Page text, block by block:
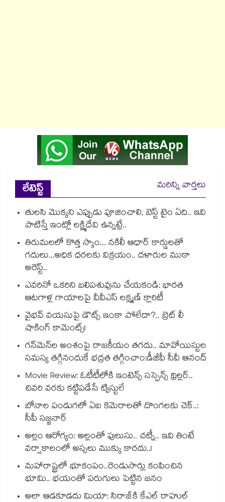
లేటెస్ట్
మరిన్ని వార్తలు
తులసి మొక్కని ఎప్పుడు పూజించాలి, బెస్ట్ టైం ఏది.. ఇవి
పాటిస్తే ఇంట్లో లక్ష్మిదేవి ఉన్నట్లే..
తిరుమలలో కొత్త స్కాం... నకిలీ ఆధార్ కార్డులతో
గదులు...అధిక ధరలకు విక్రయం.. దళారుల ముఠా
అరెస్ట్..
ఎవరినో ఒకరిని బలిపశువును చేయకండి: భారత
ఆటగాళ్ల గాయాలపై వీవీఎస్ లక్ష్మణ్ క్లారిటీ
వైభవ్ వయసుపై డౌట్స్ ఇంకా పోలేదా?.. బ్రెట్ లీ
షాకింగ్ కామెంట్స్!
గన్⁭మెన్⁭ల అంశంపై రాజకీయం తగదు.. మావోయిస్టుల
సమస్య తగ్గినందుకే భద్రత తగ్గించాం:డీజీపీ సీవీ ఆనంద్
Movie Review: ఓటీటీలోకి ఇంటెన్స్ సస్పెన్స్ థ్రిల్లర్..
చివరి వరకు కట్టిపడేసే ట్విస్టులే
బోనాల పండుగలో ఏఐ కెమెరాలతో దొంగలకు చెక్..:
సీపీ సజ్జనార్
అల్లం ఆరోగ్యం: అల్లంతో పులుసు.. చట్నీ.. ఇవి తింటే
వర్షాకాలంలో అస్సలు ముక్కు కారదు..!
మహారాష్ట్రలో భూకంపం..రెండుసార్లు కంపించిన
భూమి.. భయంతో పరుగులు పెట్టిన జనం
అలా ఆడకూడదు మియా: సిరాజ్‌కి కేఎల్ రాహుల్